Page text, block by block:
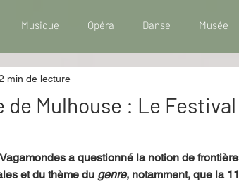
Musique Opéra Danse Musée
Fooding - Restaurant
Mulhouse : Le Festival
min de lecture
a questionné la notion de
et du thème du genre, notamment, que la